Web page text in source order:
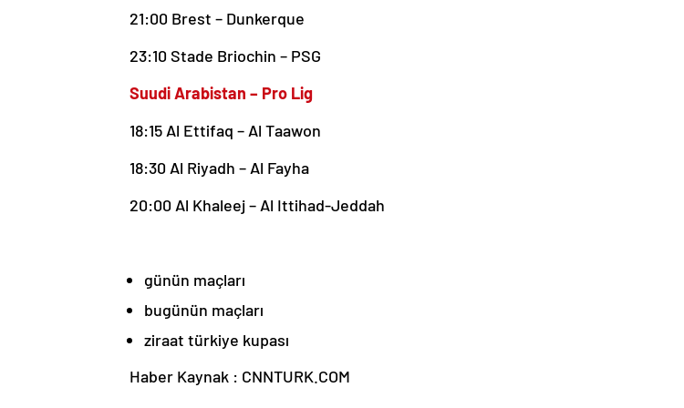
21:00 Brest – Dunkerque
23:10 Stade Briochin – PSG
Suudi Arabistan – Pro Lig
18:15 Al Ettifaq – Al Taawon
18:30 Al Riyadh – Al Fayha
20:00 Al Khaleej – Al Ittihad-Jeddah
günün maçları
bugünün maçları
ziraat türkiye kupası
Haber Kaynak : CNNTURK.COM